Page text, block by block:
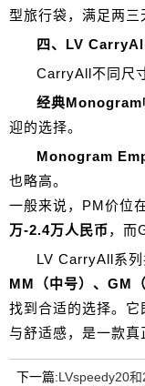
型旅行袋，满足两三
四、LV
CarryAll不同尺
经典Monogram
迎的选择。
Monogram
也略高。
一般来说，PM价位
万-2.4万人民币，而
LV CarryAll系列
MM（中号）、GM（
找到合适的选择。
与舒适感，是一款真
下一篇:LVspeedy20